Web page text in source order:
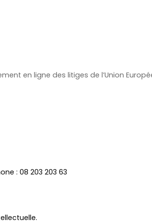
en ligne des litiges de l’Union
: 08 203 203 63